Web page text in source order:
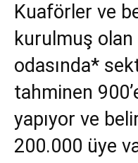
Kuaförler ve
kurulmuş
odasında*
tahminen
yapıyor ve
200.000 üye